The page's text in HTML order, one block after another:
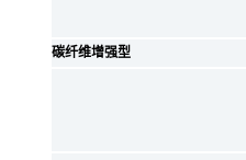
碳纤维增强型